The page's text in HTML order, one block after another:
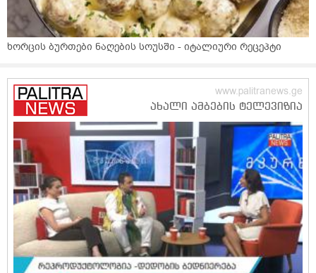
ხორცის ბურთები ნაღების სოუსში - იტალიური რეცეპტი